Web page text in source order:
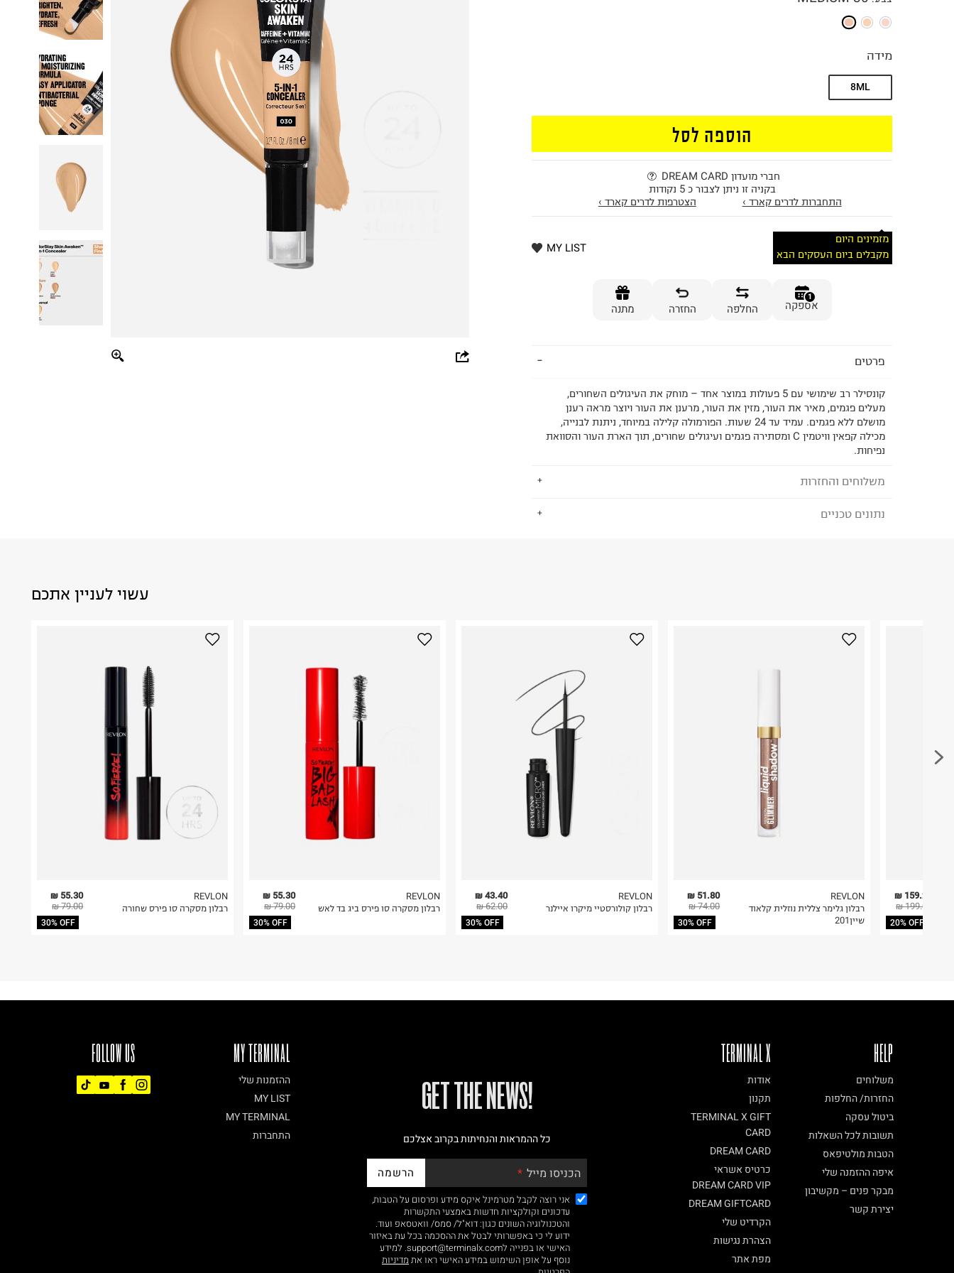
מידה
8ML
הוספה לסל
חברי מועדון DREAM CARD
בקניה זו ניתן לצבור כ 5 נקודות
התחברות לדרים קארד ›
הצטרפות לדרים קארד ›
מזמינים היום
מקבלים ביום העסקים הבא
MY LIST
1
אספקה החלפה החזרה מתנה
פרטים
קונסילר רב שימושי עם 5 פעולות במוצר אחד – מוחק את העיגולים השחורים,
מעלים פגמים, מאיר את העור, מזין את העור, מרענן את העור ויוצר מראה רענן
מושלם ללא פגמים. עמיד עד 24 שעות. הפורמולה קלילה במיוחד, ניתנת לבנייה,
מכילה קפאין וויטמין C ומסתירה פגמים ועיגולים שחורים, תוך הארת העור והסוואת
נפיחות.
משלוחים והחזרות
לבחירת בשיטת המשלוח המתאימה לכם,
לפני החזרת החבילה, חשוב להדביק את מדבקת הגוביינא על גבי החבילה
פריטים שבירים יש להחזיר עם שליח דרך ממשק ההחזרות באתר בלבד
3. מוצרי טיפוח ניתן להחזיר סגורים באריזתם המקורית בלבד. לא ניתן
נתונים טכניים
בית פוקס-רח' החרמון
עשוי לעניין אתכם
55.30 ₪
79.00 ₪
30% OFF
REVLON
רבלון מסקרה סו פירס שחורה
55.30 ₪
79.00 ₪
30% OFF
REVLON
רבלון מסקרה סו פירס ביג בד לאש
43.40 ₪
62.00 ₪
30% OFF
REVLON
רבלון קולורסטיי מיקרו איילנר
51.80 ₪
74.00 ₪
30% OFF
REVLON
רבלון גלימר צללית נוזלית קלאוד
שיין201
159.20 ₪
199.00 ₪
20% OFF
FOLLOW US MY TERMINAL
ההזמנות שלי
MY LIST
MY TERMINAL
התחברות
!GET THE NEWS
כל ההמראות והנחיתות בקרוב אצלכם
הכניסו מייל הרשמה
אני רוצה לקבל מטרמינל איקס מידע ופרסום על הטבות,
עדכונים וקולקציות חדשות באמצעי התקשרות
והטכנולוגיה השונים כגון: דוא"ל/ סמס/ וואטסאפ ועוד.
ידוע לי כי באפשרותי לבטל את ההסכמה בכל עת באיזור
האישי או בפנייה לsupport@terminalx.com. למידע
נוסף על אופן השימוש במידע האישי ראו את מדיניות
TERMINAL X
אודות
תקנון
TERMINAL X GIFT
CARD
DREAM CARD
כרטיס אשראי
DREAM CARD VIP
DREAM GIFTCARD
הקרדיט שלי
הצהרת נגישות
מפת אתר
HELP
משלוחים
החזרות/ החלפות
ביטול עסקה
תשובות לכל השאלות
הטבות מולטיפאס
איפה ההזמנה שלי
מבקר פנים – מקשיבון
יצירת קשר